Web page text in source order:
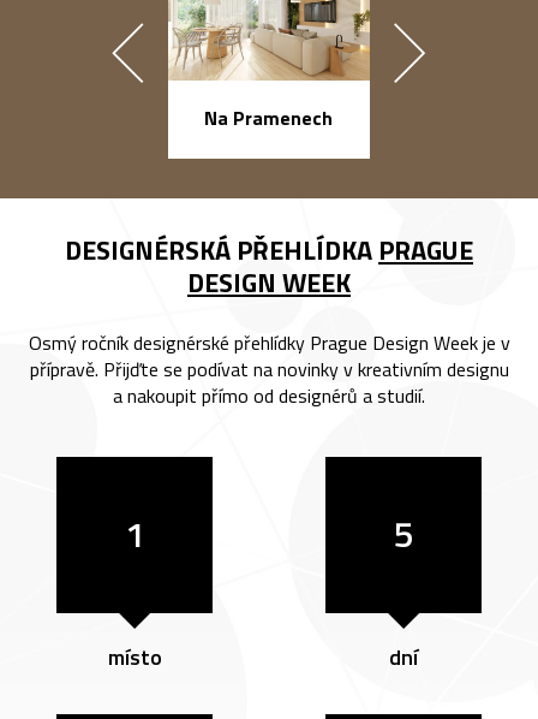
Na Pramenech
DESIGNÉRSKÁ PŘEHLÍDKA PRAGUE
DESIGN WEEK
Osmý ročník designérské přehlídky Prague Design Week je v
přípravě. Přijďte se podívat na novinky v kreativním designu
a nakoupit přímo od designérů a studií.
1
místo
5
dní